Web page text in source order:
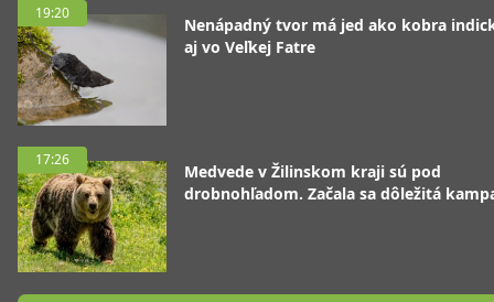
19:20
Nenápadný tvor má jed ako kobra
aj vo Veľkej Fatre
17:26
Medvede v Žilinskom kraji sú pod
drobnohľadom. Začala sa dôležitá